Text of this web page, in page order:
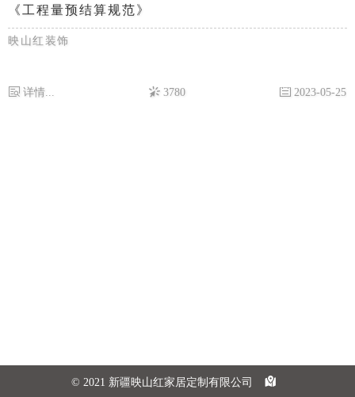
《工程量预结算规范》
映山红装饰
详情... 3780 2023-05-25
© 2021 新疆映山红家居定制有限公司